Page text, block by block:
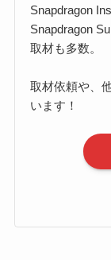
Snapdragon
Snapdragon
取材も多数。
取材依頼や、
います！